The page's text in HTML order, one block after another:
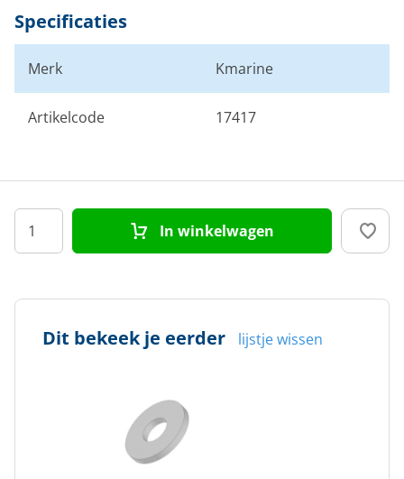
Specificaties
Merk Kmarine
Artikelcode 17417
In winkelwagen
Dit bekeek je eerder lijstje wissen